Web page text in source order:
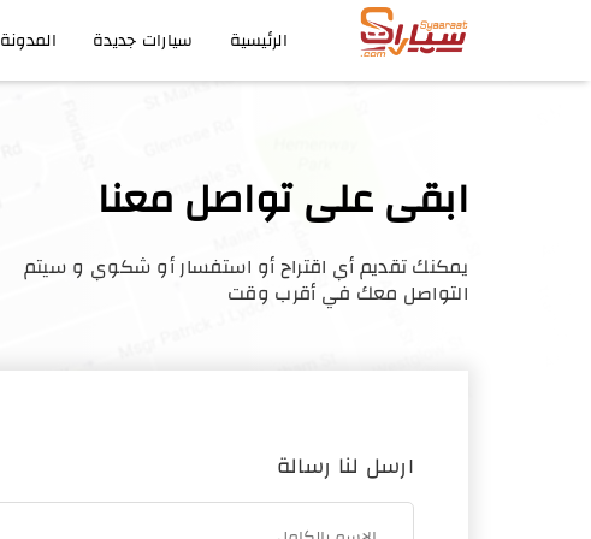
الرئيسية سيارات جديدة المدونة
ابقى على تواصل معنا
يمكنك تقديم أي اقتراح أو استفسار أو شكوي و سيتم
التواصل معك في أقرب وقت
ارسل لنا رسالة